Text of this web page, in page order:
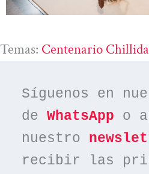
Temas: Centenario Chillida
Síguenos en
de WhatsApp o
nuestro
recibir las